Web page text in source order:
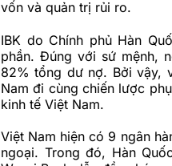
vốn và quản trị rủi ro.
IBK do Chính phủ Hàn
phần. Đúng với sứ mệnh,
82% tổng dư nợ. Bởi vậy,
Nam đi cùng chiến lược
kinh tế Việt Nam.
Việt Nam hiện có 9 ngân
ngoại. Trong đó, Hàn